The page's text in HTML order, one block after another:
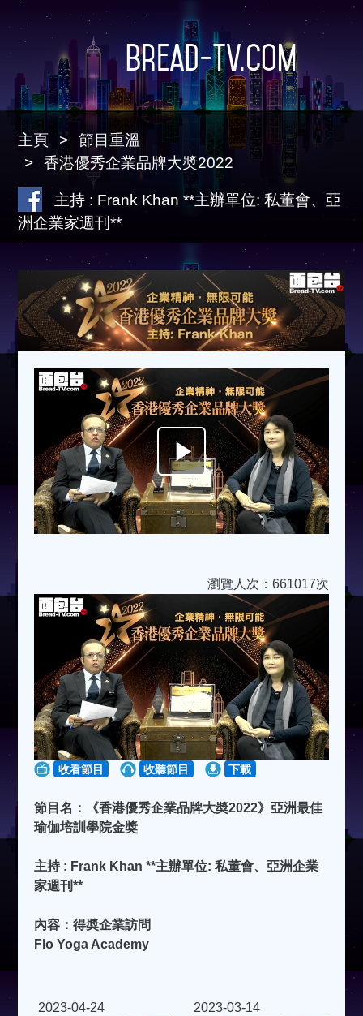
Bread-TV.com
主頁
節目重溫
香港優秀企業品牌大奬2022
主持 : Frank Khan **主辦單位: 私董會、亞
洲企業家週刊**
Play
Video
瀏覽人次：661017次
收看節目 收聽節目 下載
節目名：《香港優秀企業品牌大奬2022》亞洲最佳
瑜伽培訓學院金獎
主持 : Frank Khan **主辦單位: 私董會、亞洲企業
家週刊**
內容：得奬企業訪問
Flo Yoga Academy
2023-04-24 2023-03-14